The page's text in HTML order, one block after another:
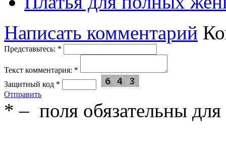
Написать комментарий
Представьтесь: *
Текст комментария: *
Защитный код *
Отправить
* – поля обязательны для